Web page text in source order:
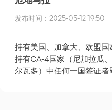
发布时间： 2025-05-12 19:50
持有美国、加拿大、欧盟国
持有CA-4国家（尼加拉瓜
尔瓦多）中任何一国签证者